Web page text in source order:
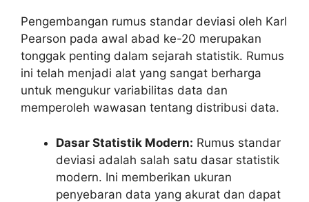
Pengembangan rumus standar deviasi oleh Karl
Pearson pada awal abad ke-20 merupakan
tonggak penting dalam sejarah statistik. Rumus
ini telah menjadi alat yang sangat berharga
untuk mengukur variabilitas data dan
memperoleh wawasan tentang distribusi data.
Dasar Statistik Modern: Rumus standar
deviasi adalah salah satu dasar statistik
modern. Ini memberikan ukuran
penyebaran data yang akurat dan dapat